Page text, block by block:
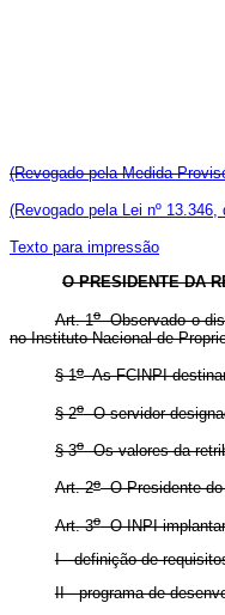
(Revogado pela Medida
(Revogado pela Lei nº 13.346,
Texto para impressão
O PRESIDENTE DA
Art. 1oObservado o
no Instituto Nacional de
§ 1oAs FCINPI
§ 2oO servidor
§ 3oOs valores da
Art. 2oO Presidente do
Art. 3oO INPI
I - definição de
II - programa de